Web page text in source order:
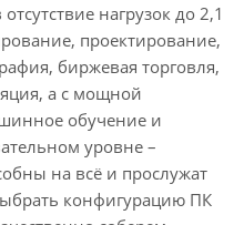
нагрузок до 2,1
проектирование,
биржевая торговля,
а с мощной
обучение и
уровне –
на всё и прослужат
конфигурацию ПК